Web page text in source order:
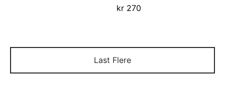
kr270
Last Flere